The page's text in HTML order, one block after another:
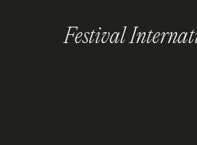
Festival